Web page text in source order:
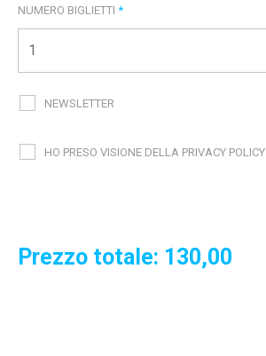
NUMERO BIGLIETTI *
NEWSLETTER
HO PRESO VISIONE DELLA PRIVACY POLICY
Prezzo totale: 130,00